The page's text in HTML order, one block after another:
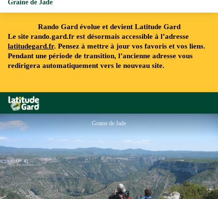
Rando Gard évolue et devient Latitude Gard
Le site rando.gard.fr est désormais accessible à l’adresse
latitudegard.fr. Pensez à mettre à jour vos favoris et vos liens.
Pendant une période de transition, l’ancienne adresse vous
redirigera automatiquement vers le nouveau site.
Rando Gard
Graine de Jade
Graine de Jade